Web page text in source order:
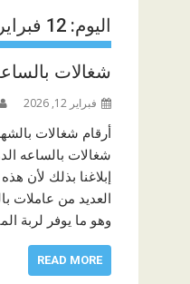
اليوم: 12 فبراير، 2026
شغالات بالساعه
فبراير 12, 2026
أرقام شغالات
شغالات بالساعه
إبلاغنا بذلك لأن
العديد من عاملات
وهو ما يوفر لربة
READ MORE